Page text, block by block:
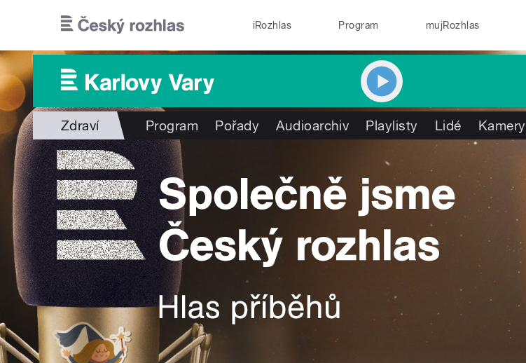
iRozhlas Program mujRozhlas
Zdraví Program Pořady Audioarchiv Playlisty Lidé Kamery